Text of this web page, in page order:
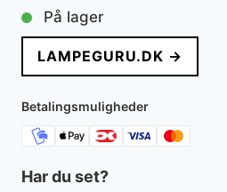
På lager
LAMPEGURU.DK →
Betalingsmuligheder
Har du set?